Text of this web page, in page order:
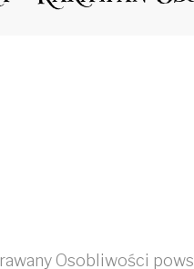
Osobliwości